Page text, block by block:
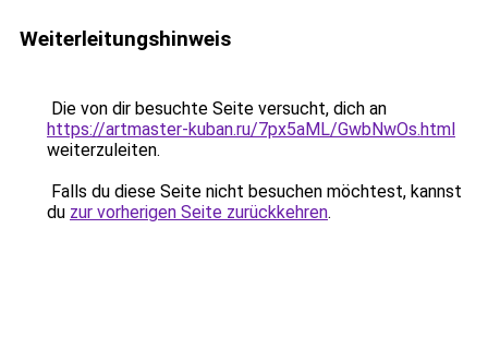
Weiterleitungshinweis
Die von dir besuchte Seite versucht, dich an
https://artmaster-kuban.ru/7px5aML/GwbNwOs.html
weiterzuleiten.
Falls du diese Seite nicht besuchen möchtest, kannst
du zur vorherigen Seite zurückkehren.